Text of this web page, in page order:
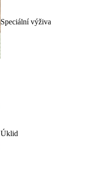
Speciální výživa
Úklid